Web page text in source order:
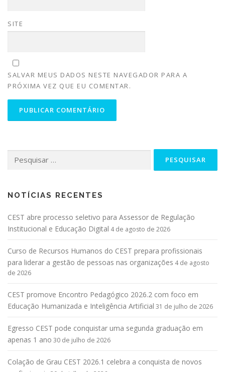
SITE
SALVAR MEUS DADOS NESTE NAVEGADOR PARA A
PRÓXIMA VEZ QUE EU COMENTAR.
NOTÍCIAS RECENTES
CEST abre processo seletivo para Assessor de Regulação
Institucional e Educação Digital 4 de agosto de 2026
Curso de Recursos Humanos do CEST prepara profissionais
para liderar a gestão de pessoas nas organizações 4 de agosto
de 2026
CEST promove Encontro Pedagógico 2026.2 com foco em
Educação Humanizada e Inteligência Artificial 31 de julho de 2026
Egresso CEST pode conquistar uma segunda graduação em
apenas 1 ano 30 de julho de 2026
Colação de Grau CEST 2026.1 celebra a conquista de novos